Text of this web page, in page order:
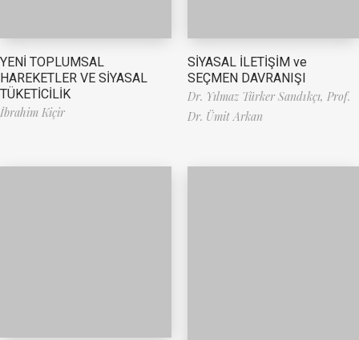
YENİ TOPLUMSAL
HAREKETLER VE SİYASAL
TÜKETİCİLİK
İbrahim Kiçir
SİYASAL İLETİŞİM ve
SEÇMEN DAVRANIŞI
Dr. Yılmaz Türker Sandıkçı, Prof.
Dr. Ümit Arkan